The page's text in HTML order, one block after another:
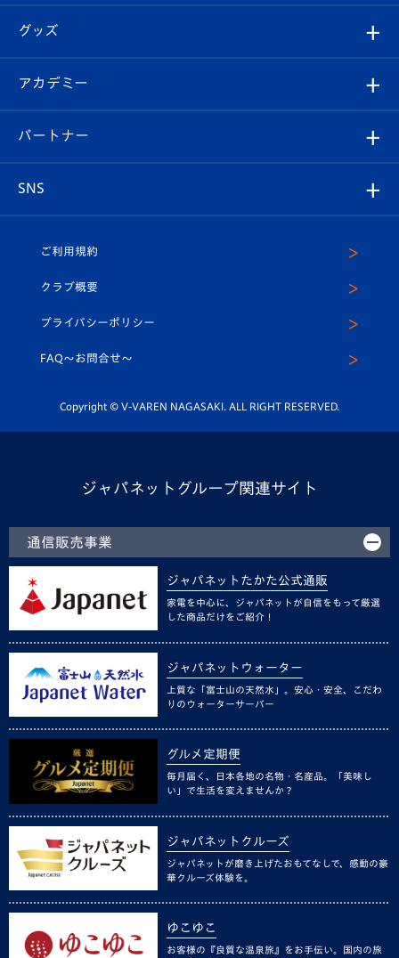
チケット
イベント
メディア
ホームタウン
スタッフプロフィール
マスコット紹介
平和祈念活動
ホームタウン活動
はじめての観戦ガイド
Revive Team
ヴィヴィくんの長崎おもてなしガイド
フォトギャラリー
スタジアムグルメ
チケット
V-LOVERS（ファンクラブ）
プレイヤーズスイート
グッズ
オンラインショップ
店舗情報
アカデミー
育成からのお知らせ
U-18
スクール
パートナー
SNS
ヴィヴィくんインスタグラム
公式LINE＠
ご利用規約
クラブ概要
プライバシーポリシー
FAQ〜お問合せ〜
Copyright © V-VAREN NAGASAKI. ALL RIGHT RESERVED.
ジャパネットグループ関連サイト
通信販売事業
ジャパネットたかた公式通販
家電を中心に、ジャパネットが自信をもって厳選
した商品だけをご紹介！
ジャパネットウォーター
上質な「富士山の天然水」。安心・安全、こだわ
りのウォーターサーバー
グルメ定期便
毎月届く、日本各地の名物・名産品。「美味し
い」で生活を変えませんか？
ジャパネットクルーズ
ジャパネットが磨き上げたおもてなしで、感動の豪
華クルーズ体験を。
ゆこゆこ
お客様の『良質な温泉旅』をお手伝い。国内の旅